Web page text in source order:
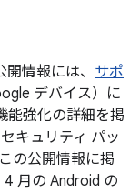
情報には、 サポ
デバイス）に
能強化の詳細を掲
キュリティ パッ
の公開情報に掲
月の Android の